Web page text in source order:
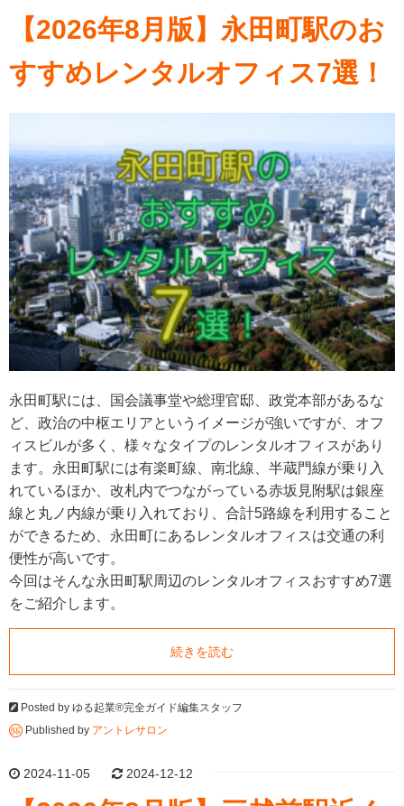
【2026年8月版】永田町駅のお
すすめレンタルオフィス7選！
永田町駅には、国会議事堂や総理官邸、政党本部があるな
ど、政治の中枢エリアというイメージが強いですが、オフ
ィスビルが多く、様々なタイプのレンタルオフィスがあり
ます。永田町駅には有楽町線、南北線、半蔵門線が乗り入
れているほか、改札内でつながっている赤坂見附駅は銀座
線と丸ノ内線が乗り入れており、合計5路線を利用すること
ができるため、永田町にあるレンタルオフィスは交通の利
便性が高いです。
今回はそんな永田町駅周辺のレンタルオフィスおすすめ7選
をご紹介します。
続きを読む
Posted by ゆる起業®完全ガイド編集スタッフ
Published by アントレサロン
2024-11-05 2024-12-12